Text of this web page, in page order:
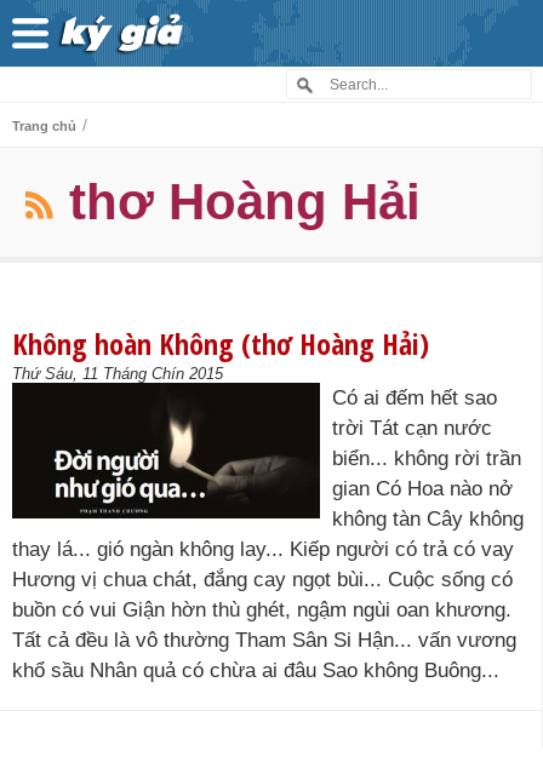
Trang chủ /
thơ Hoàng Hải
Không hoàn Không (thơ Hoàng Hải)
Thứ Sáu, 11 Tháng Chín 2015
Có ai đếm hết sao
trời Tát cạn nước
biển... không rời trần
gian Có Hoa nào nở
không tàn Cây không
thay lá... gió ngàn không lay... Kiếp người có trả có vay
Hương vị chua chát, đắng cay ngọt bùi... Cuộc sống có
buồn có vui Giận hờn thù ghét, ngậm ngùi oan khương.
Tất cả đều là vô thường Tham Sân Si Hận... vấn vương
khổ sầu Nhân quả có chừa ai đâu Sao không Buông...